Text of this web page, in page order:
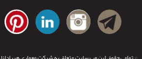
نظارت و اجرا